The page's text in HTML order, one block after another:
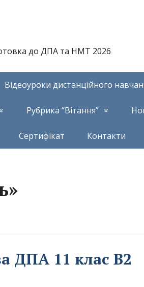
до ДПА та НМТ 2026
Відеоуроки дистанційного
Рубрика “Вітання”
Сертифікат Контакти
ДПА 11 клас B2